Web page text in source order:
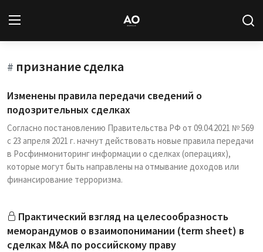
Вход Регистрация
Новости
Статьи
Авторы
Архив
База знаний
Подписка
# признание сделка
Изменены правила передачи сведений о
подозрительных сделках
Согласно постановлению Правительства РФ от 09.04.2021 № 569
с 23 апреля 2021 г. начнут действовать новые правила передачи
в Росфинмониторинг информации о сделках (операциях),
которые могут быть направлены на отмывание доходов или
финансирование терроризма.
Практический взгляд на целесообразность
меморандумов о взаимопонимании (term sheet) в
сделках M&A по российскому праву